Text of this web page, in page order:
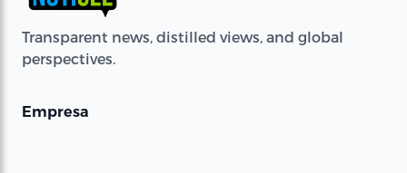
Transparent news, distilled views, and global
perspectives.
Empresa